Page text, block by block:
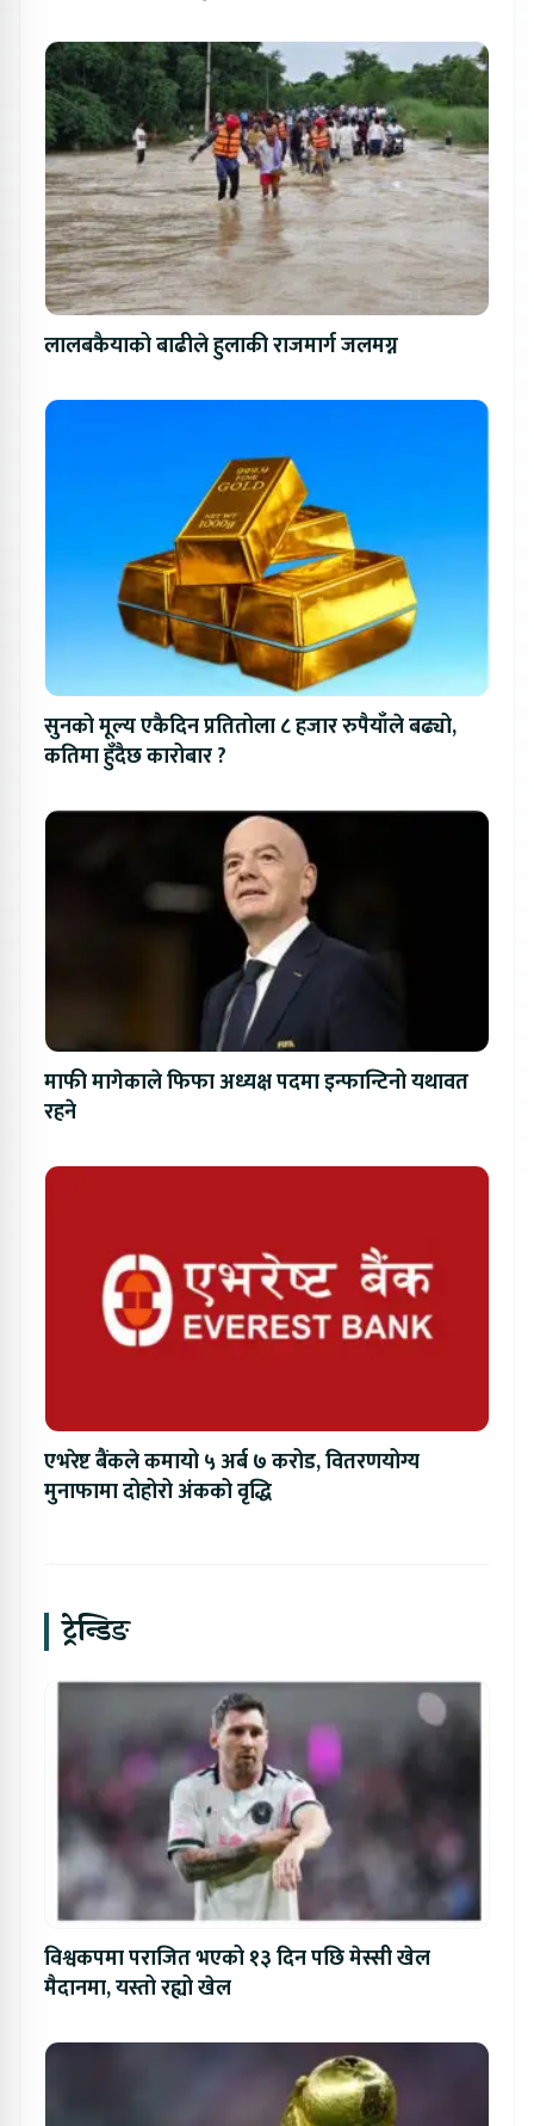
लालबकैयाको बाढीले हुलाकी राजमार्ग जलमग्न
सुनको मूल्य एकैदिन प्रतितोला ८ हजार रुपैयाँले बढ्यो,
कतिमा हुँदैछ कारोबार ?
माफी मागेकाले फिफा अध्यक्ष पदमा इन्फान्टिनो यथावत
रहने
एभरेष्ट बैंकले कमायो ५ अर्ब ७ करोड, वितरणयोग्य
मुनाफामा दोहोरो अंकको वृद्धि
ट्रेन्डिङ
विश्वकपमा पराजित भएको १३ दिन पछि मेस्सी खेल
मैदानमा, यस्तो रह्यो खेल